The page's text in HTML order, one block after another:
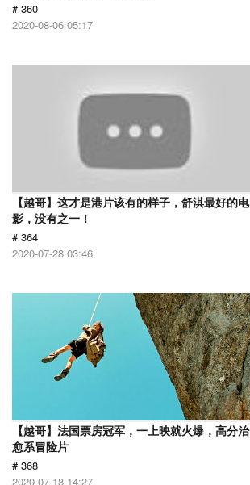
# 360
2020-08-06 05:17
【越哥】这才是港片该有的样子，舒淇最好的电
影，没有之一！
# 364
2020-07-28 03:46
【越哥】法国票房冠军，一上映就火爆，高分治
愈系冒险片
# 368
2020-07-18 14:27